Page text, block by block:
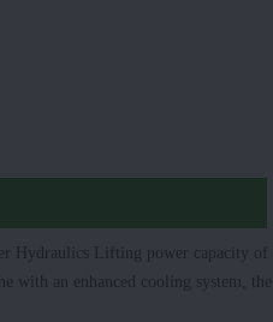
Hydraulics Lifting power capacity of
with an enhanced cooling system, the